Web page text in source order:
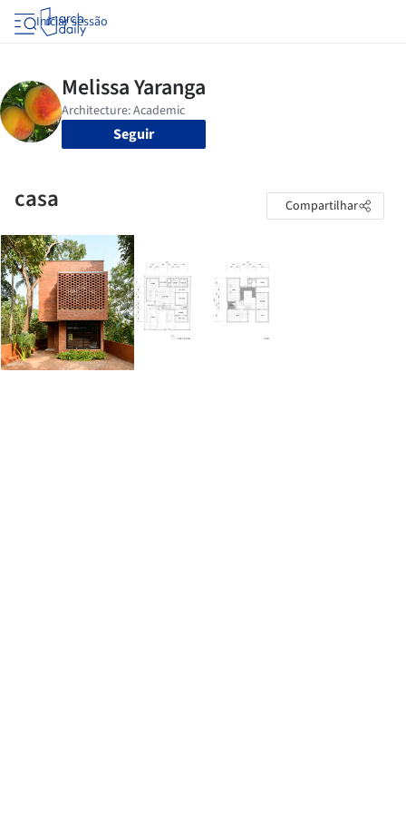
Iniciar sessão
Seguir
casa Compartilhar